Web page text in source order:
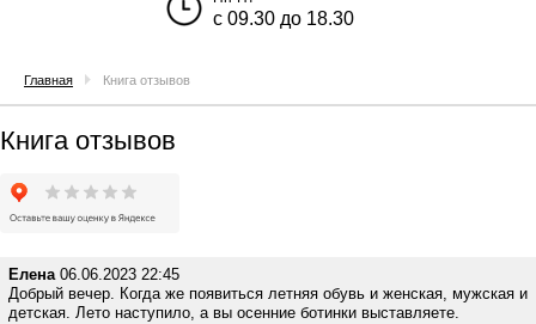
с 09.30 до 18.30
Главная Книга отзывов
Книга отзывов
Елена06.06.2023 22:45
Добрый вечер. Когда же появиться летняя обувь и женская, мужская и
детская. Лето наступило, а вы осенние ботинки выставляете.